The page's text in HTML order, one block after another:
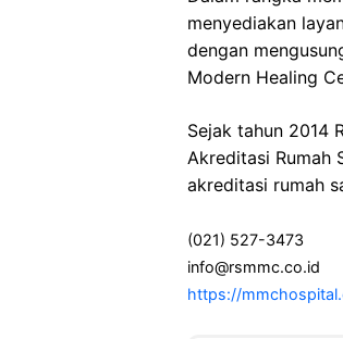
menyediakan
dengan
Modern Healing
Sejak tahun 2014
Akreditasi Rumah
akreditasi rumah
(021) 527-3473
info@rsmmc.co.id
https://